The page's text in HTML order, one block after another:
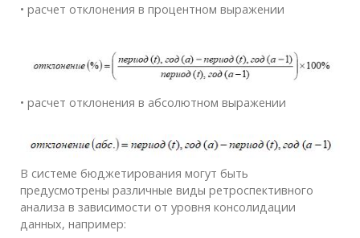
• расчет отклонения в процентном выражении
• расчет отклонения в абсолютном выражении
В системе бюджетирования могут быть
предусмотрены различные виды ретроспективного
анализа в зависимости от уровня консолидации
данных, например: